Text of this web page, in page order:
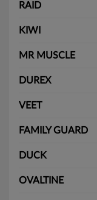
RAID
KIWI
MR MUSCLE
DUREX
VEET
FAMILY GUARD
DUCK
OVALTINE